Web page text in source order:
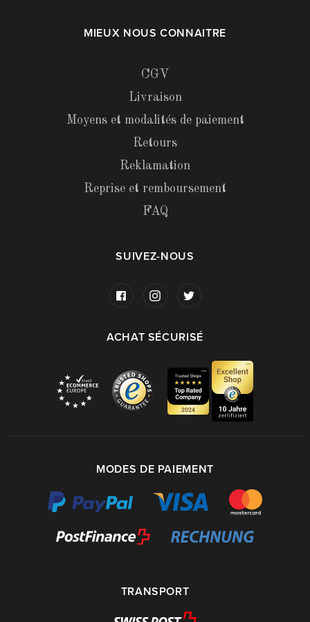
MIEUX NOUS CONNAITRE
CGV
Livraison
Moyens et modalités de paiement
Retours
Reklamation
Reprise et remboursement
FAQ
SUIVEZ-NOUS
ACHAT SÉCURISÉ
MODES DE PAIEMENT
TRANSPORT